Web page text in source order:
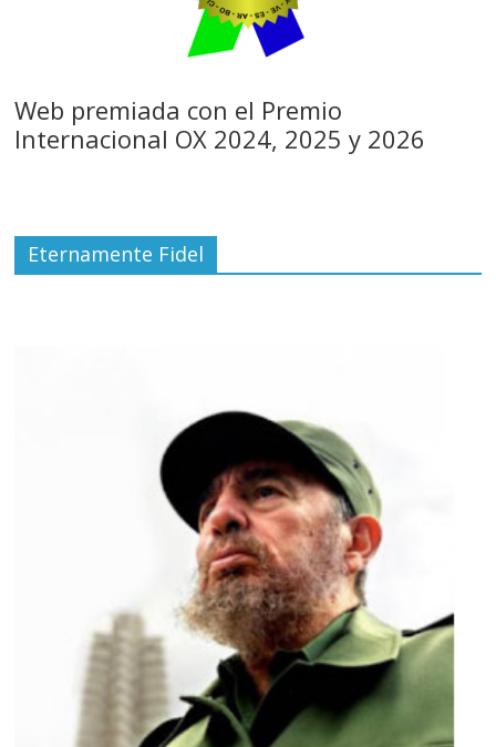
Web premiada con el Premio
Internacional OX 2024, 2025 y 2026
Eternamente Fidel